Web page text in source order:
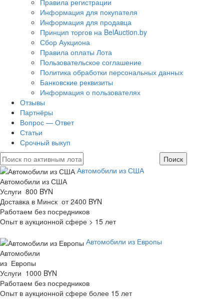
Правила регистрации
Информация для покупателя
Информация для продавца
Принцип торгов на BelAuction.by
Сбор Аукциона
Правила оплаты Лота
Пользовательское соглашение
Политика обработки персональных данных
Банковские реквизиты
Информация о пользователях
Отзывы
Партнёры
Вопрос — Ответ
Статьи
Срочный выкуп
Автомобили из США
Автомобили из США
Услуги 800 BYN
Доставка в Минск от 2400 BYN
Работаем без посредников
Опыт в аукционной сфере > 15 лет
Автомобили из Европы
Автомобили
из Европы
Услуги 1000 BYN
Работаем без посредников
Опыт в аукционной сфере более 15 лет